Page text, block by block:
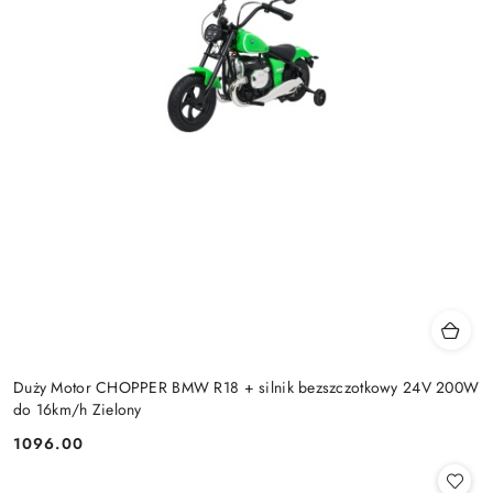
Duży Motor CHOPPER BMW R18 + silnik bezszczotkowy 24V 200W
do 16km/h Zielony
Cena:
1096.00